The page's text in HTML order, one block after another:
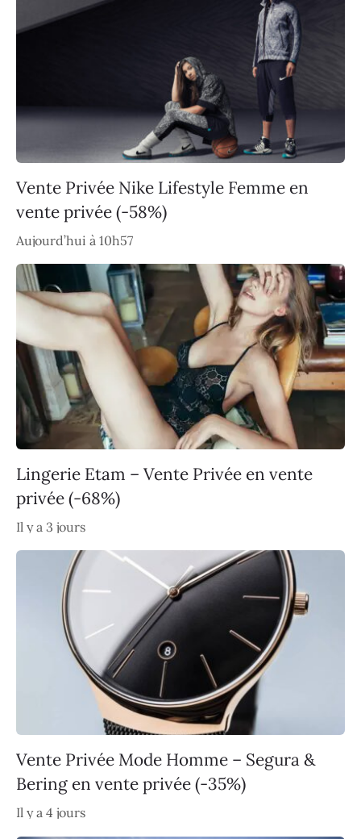
Vente Privée Nike Lifestyle Femme en
vente privée (-58%)
Aujourd’hui à 10h57
Lingerie Etam – Vente Privée en vente
privée (-68%)
Il y a 3 jours
Vente Privée Mode Homme – Segura &
Bering en vente privée (-35%)
Il y a 4 jours